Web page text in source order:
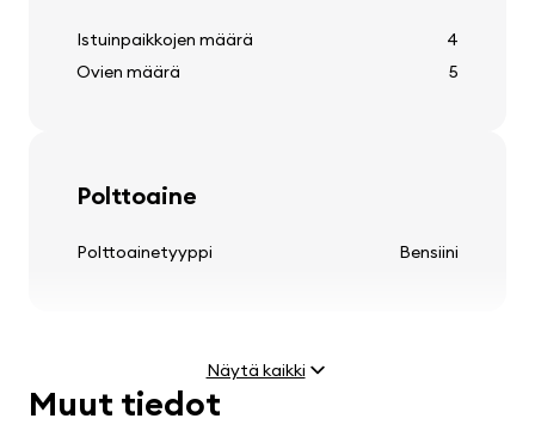
etuajovalojen pesurit
automaattinen ajovalokytkin
Renkaat ja vanteet
kevytmetallivanteet
Ohjauspyörä
Istuinpaikkojen määrä
4
Ovien määrä
5
Polttoaine
Polttoainetyyppi Bensiini
Moottori
Näytä kaikki
Muut tiedot